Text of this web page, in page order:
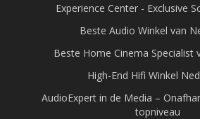
Experience Center - Exclusive
Beste Audio Winkel van
Beste Home Cinema Specialist
High-End Hifi Winkel
AudioExpert in de Media –
topniveau